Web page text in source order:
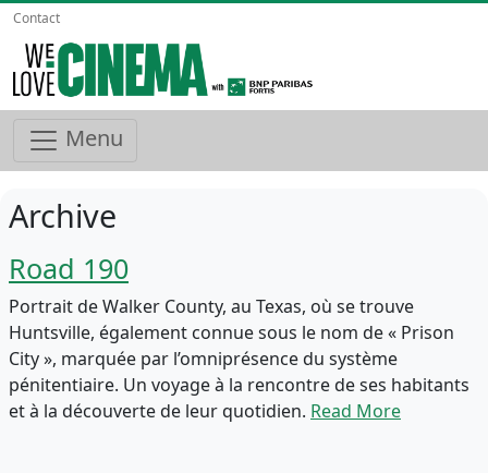
Contact
Menu
Archive
Road 190
Portrait de Walker County, au Texas, où se trouve
Huntsville, également connue sous le nom de « Prison
City », marquée par l’omniprésence du système
pénitentiaire. Un voyage à la rencontre de ses habitants
et à la découverte de leur quotidien. Read More